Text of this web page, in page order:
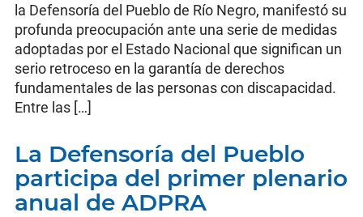
la Defensoría del Pueblo de Río Negro, manifestó su
profunda preocupación ante una serie de medidas
adoptadas por el Estado Nacional que significan un
serio retroceso en la garantía de derechos
fundamentales de las personas con discapacidad.
Entre las […]
La Defensoría del Pueblo
participa del primer plenario
anual de ADPRA